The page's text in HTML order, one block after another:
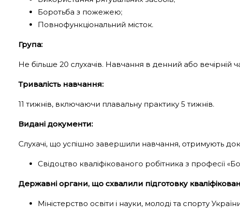
Боротьба з пожежею;
Повнофункціональний місток.
Група:
Не більше 20 слухачів. Навчання в денний або вечірній
Тривалість навчання:
11 тижнів, включаючи плавальну практику 5 тижнів.
Видані документи:
Слухачі, що успішно завершили навчання, отримують
Свідоцтво кваліфікованого робітника з професії
Державні органи, що схвалили підготовку
Міністерство освіти і науки, молоді та спорту